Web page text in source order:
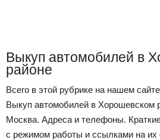
Выкуп автомобилей в
районе
Всего в этой рубрике на нашем
Выкуп автомобилей в Хорошевском
Москва. Адреса и телефоны.
с режимом работы и ссылками на